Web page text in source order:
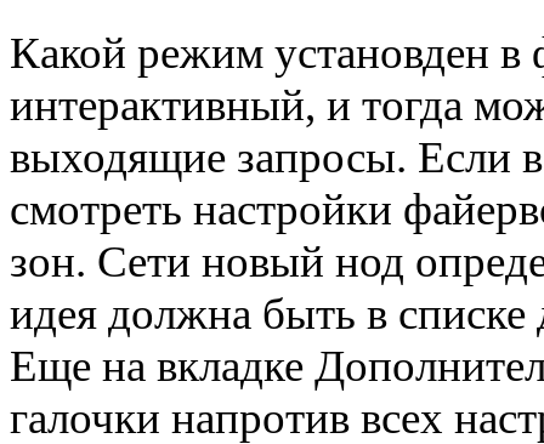
Какой режим установден в
интерактивный, и тогда
выходящие запросы. Если
смотреть настройки
зон. Сети новый нод
идея должна быть в
Еще на вкладке
галочки напротив всех